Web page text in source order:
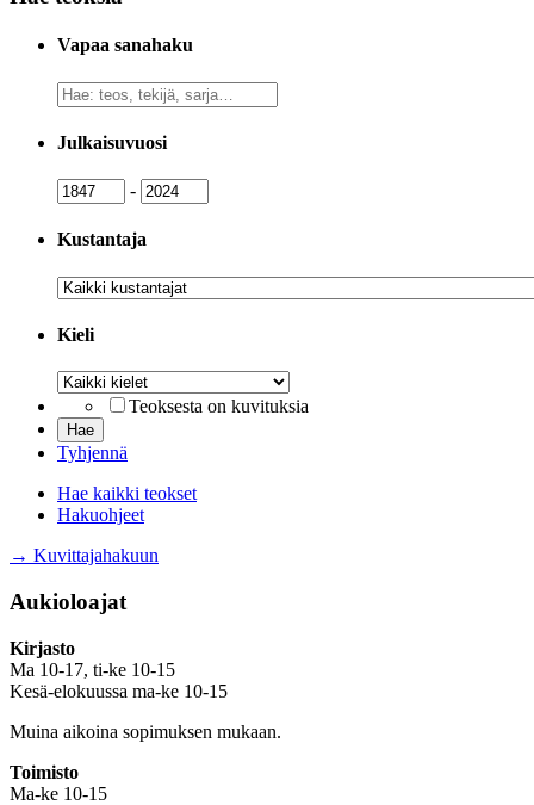
Vapaa sanahaku
Vapaa
sanahaku
Julkaisuvuosi
Julkaisuvuosi
- Julkaisuvuosi
Kustantaja
Kustantaja
Kieli
Kieli
Teoksesta on kuvituksia
Tyhjennä
Hae kaikki teokset
Hakuohjeet
→ Kuvittajahakuun
Aukioloajat
Kirjasto
Ma 10-17, ti-ke 10-15
Kesä-elokuussa ma-ke 10-15
Muina aikoina sopimuksen mukaan.
Toimisto
Ma-ke 10-15